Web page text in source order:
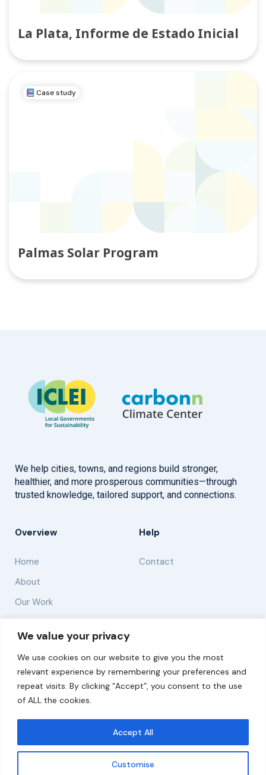
We value your privacy
We use cookies on our website to give you the most
relevant experience by remembering your preferences and
repeat visits. By clicking “Accept”, you consent to the use
of ALL the cookies.
Customise
Accept All
La Plata, Informe de Estado Inicial
Case study
Palmas Solar Program
We help cities, towns, and regions build stronger,
healthier, and more prosperous communities—through
trusted knowledge, tailored support, and connections.
Overview
Home
About
Our Work
Help
Contact
Solutions
Resources
News and Updates
© 2026 carbonn Climate Center / ICLEI - Local
Governments for Sustainability